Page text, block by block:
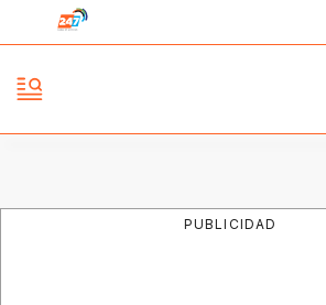
PUBLICIDAD